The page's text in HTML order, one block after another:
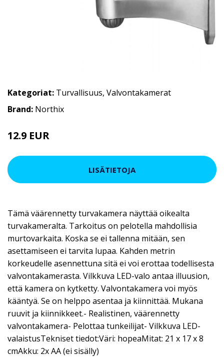
Kategoriat: Turvallisuus, Valvontakamerat
Brand: Northix
12.9 EUR
LISÄTIETOJA
Tämä väärennetty turvakamera näyttää oikealta
turvakameralta. Tarkoitus on pelotella mahdollisia
murtovarkaita. Koska se ei tallenna mitään, sen
asettamiseen ei tarvita lupaa. Kahden metrin
korkeudelle asennettuna sitä ei voi erottaa todellisesta
valvontakamerasta. Vilkkuva LED-valo antaa illuusion,
että kamera on kytketty. Valvontakamera voi myös
kääntyä. Se on helppo asentaa ja kiinnittää. Mukana
ruuvit ja kiinnikkeet.- Realistinen, väärennetty
valvontakamera- Pelottaa tunkeilijat- Vilkkuva LED-
valaistusTekniset tiedot:Väri: hopeaMitat: 21 x 17 x 8
cmAkku: 2x AA (ei sisälly)